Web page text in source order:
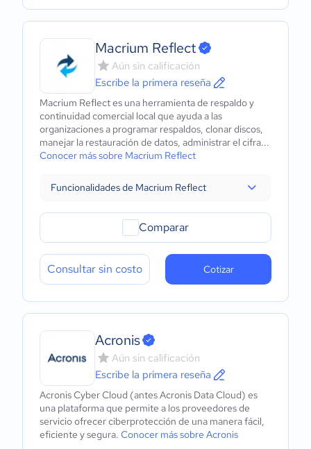
Macrium Reflect
Aún sin calificación
Escribe la primera reseña
Macrium Reflect es una herramienta de respaldo y
continuidad comercial local que ayuda a las
organizaciones a programar respaldos, clonar discos,
manejar la restauración de datos, administrar el cifra...
Conocer más sobre Macrium Reflect
Funcionalidades de Macrium Reflect
Comparar
Consultar sin costo Cotizar
Acronis
Aún sin calificación
Escribe la primera reseña
Acronis Cyber Cloud (antes Acronis Data Cloud) es
una plataforma que permite a los proveedores de
servicio ofrecer ciberprotección de una manera fácil,
eficiente y segura. Conocer más sobre Acronis